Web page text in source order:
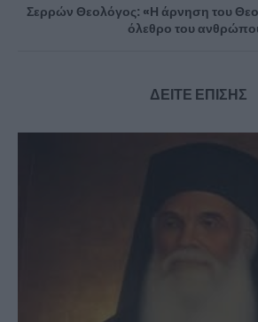
Σερρών Θεολόγος: «Η άρνηση του
όλεθρο του
ΔΕΙΤΕ ΕΠΙΣΗΣ